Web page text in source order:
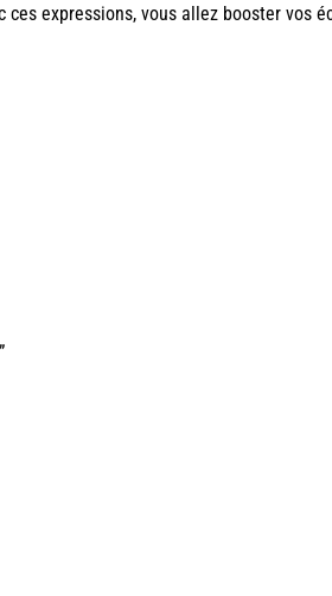
expressions, vous allez booster vos